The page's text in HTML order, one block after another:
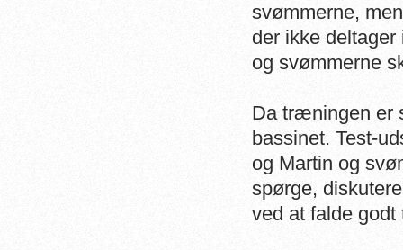
svømmerne,
der ikke deltager
og svømmerne
Da træningen er
bassinet. Test-
og Martin og
spørge,
ved at falde